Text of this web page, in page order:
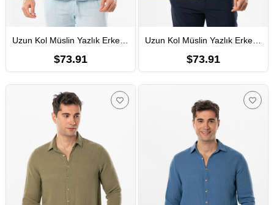
Uzun Kol Müslin Yazlık Erkek Gömlek Buz Mavi Bmv
$73.91
Uzun Kol Müslin Yazlık Erkek Gömlek Beyaz Byz
$73.91